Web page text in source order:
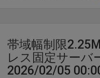
帯域幅制限
レス固定サーバ
2026/02/05